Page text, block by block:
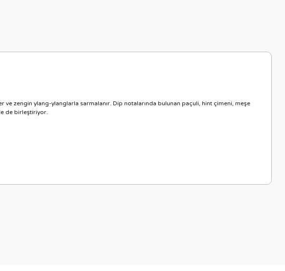
ve zengin ylang-ylanglarla sarmalanır. Dip notalarında bulunan paçuli, hint çimeni, meşe
de birleştiriyor.